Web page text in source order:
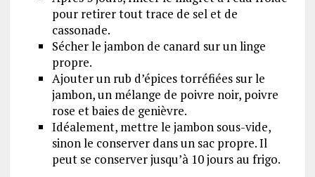
pour retirer tout trace de sel et de
cassonade.
Sécher le jambon de canard sur un linge
propre.
Ajouter un rub d’épices torréfiées sur le
jambon, un mélange de poivre noir, poivre
rose et baies de genièvre.
Idéalement, mettre le jambon sous-vide,
sinon le conserver dans un sac propre. Il
peut se conserver jusqu’à 10 jours au frigo.